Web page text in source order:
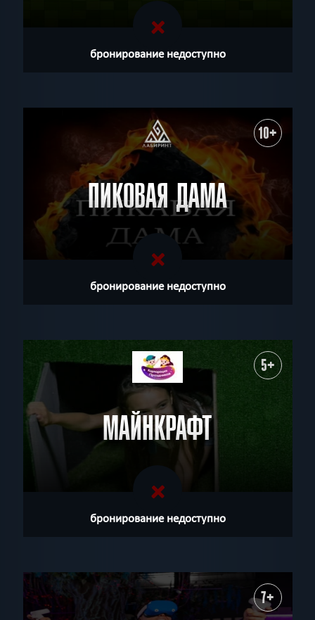
бронирование недоступно
10+
ПИКОВАЯ ДАМА
бронирование недоступно
5+
МАЙНКРАФТ
бронирование недоступно
7+